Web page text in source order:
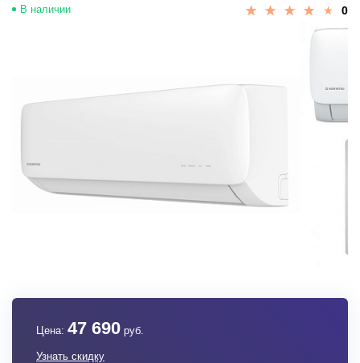
В наличии 0
Цена: 47 690 руб.
Узнать скидку